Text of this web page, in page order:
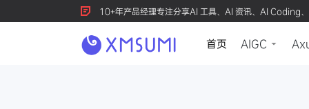
10+年产品经理专注分享AI 工具、AI 资讯、AI Coding
首页 AIGC